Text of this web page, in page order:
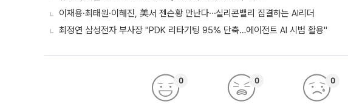
이재용·최태원·이해진, 美서 젠슨황 만난다⋯실리콘밸리 집결하는 AI리더
최정연 삼성전자 부사장 "PDK 리타기팅 95% 단축…에이전트 AI 시범 활용"
0 0 0